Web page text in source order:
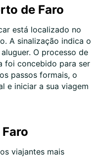
de Faro
está localizado no
A sinalização indica o
O processo de
foi concebido para ser
passos formais, o
e iniciar a sua viagem
viajantes mais